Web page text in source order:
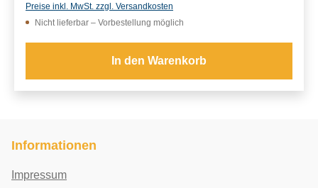
Preise inkl. MwSt. zzgl. Versandkosten
Nicht lieferbar – Vorbestellung möglich
In den Warenkorb
Informationen
Impressum